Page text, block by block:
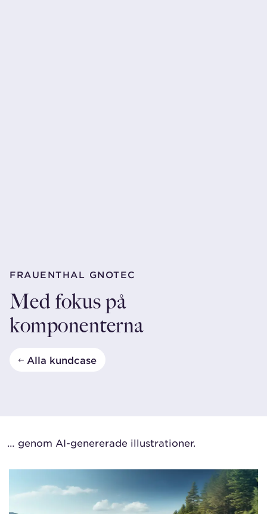
FRAUENTHAL GNOTEC
Med fokus på
komponenterna
Alla kundcase
… genom AI-genererade illustrationer.